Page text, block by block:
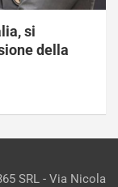
si
della
SRL - Via Nicola